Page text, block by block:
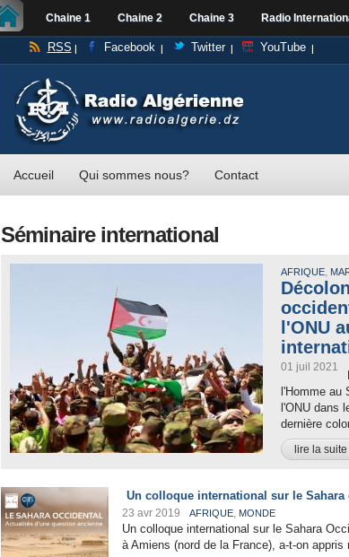
Chaine 1 Chaine 2 Chaine 3 Radio
RSS Facebook Twitter YouTube
Accueil Qui sommes nous? Contact
Séminaire international
AFRIQUE,
l'ONU
01 juil 2021
l'Homme au
l'ONU dans
dernière
lire la suite
Un colloque international sur le
23 avr 2019 AFRIQUE, MONDE
Un colloque international sur le Sahara
à Amiens (nord de la France), a-t-on appris